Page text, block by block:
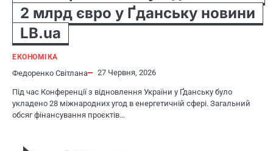
2 млрд євро у Ґданську новини
LB.ua
ЕКОНОМІКА
Федоренко Світлана 27 Червня, 2026
Під час Конференції з відновлення України у Ґданську було
укладено 28 міжнародних угод в енергетичній сфері. Загальний
обсяг фінансування проєктів…